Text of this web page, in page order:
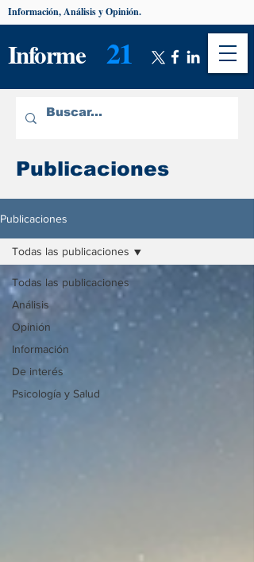
Informe 21
Información, Análisis y Opinión.
Publicaciones
Publicaciones
Todas las publicaciones
Análisis
Opinión
Información
De interés
Psicología y Salud
Todas las publicaciones